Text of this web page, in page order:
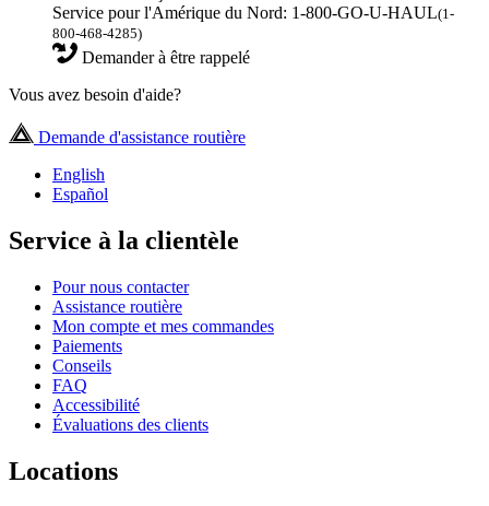
Service pour l'Amérique du Nord: 1-800-GO-U-HAUL(1-
800-468-4285)
Demander à être rappelé
Vous avez besoin d'aide?
Demande d'assistance routière
English
Español
Service à la clientèle
Pour nous contacter
Assistance routière
Mon compte et mes commandes
Paiements
Conseils
FAQ
Accessibilité
Évaluations des clients
Locations